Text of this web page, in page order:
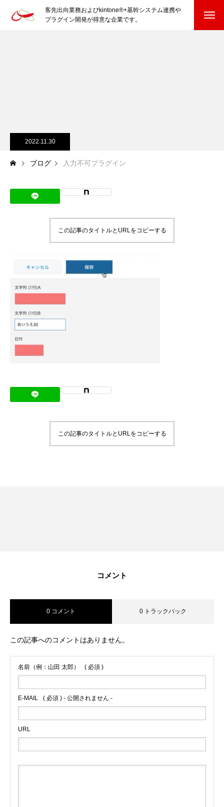
客先出向業務およびkintone®+基幹システム連携や
プラグイン開発が得意な企業です。
PluginAdaptiX Service Guide
HP/EC/Design/Logo
制作実績
COMPANY 会社を知る
会社概要
会社沿革
会社案内
BUSINESS
インタビュー
個人情報保護方針
お問合せ
2022.11.30
ブログ 入力不可プラグイン
この記事のタイトルとURLをコピーする
この記事のタイトルとURLをコピーする
コメント
0 コメント 0 トラックバック
この記事へのコメントはありません。
名前（例：山田 太郎） ( 必須 )
E-MAIL ( 必須 ) - 公開されません -
URL